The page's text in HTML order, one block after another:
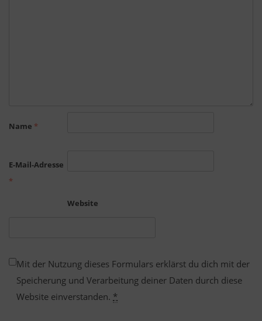
Name *
E-Mail-Adresse
*
Website
Mit der Nutzung dieses Formulars erklärst du dich mit der
Speicherung und Verarbeitung deiner Daten durch diese
Website einverstanden. *